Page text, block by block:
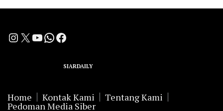
Instagram
X YouTube
WhatsApp
Facebook
SIARDAILY
Home Kontak Kami Tentang Kami
Pedoman Media Siber